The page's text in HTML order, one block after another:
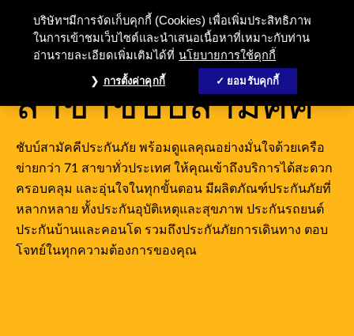
สาขาชับบ์สามัคคี
ชับบ์สามัคคีประกันภัย พร้อมดูแลคุณอย่างมั่นใจด้วยเครือ
ข่ายกว่า 71 สาขาทั่วประเทศ ให้คุณเข้าถึงบริการได้สะดวก
ครอบคลุม และอุ่นใจในทุกขั้นตอน มีผลิตภัณฑ์ประกันภัยที่
หลากหลาย ทั้งประกันอุบัติเหตุและสุขภาพ ประกันรถยนต์
ประกันบ้านและคอนโด รวมถึงประกันภัยการเดินทาง ตอบ
โจทย์ในทุกความต้องการของคุณ
บริษัทฯมีการจัดเก็บคุกกี้ (Cookies) เพื่อเพิ่มประสิทธิภาพ
ในการเข้าชมเว็บไซต์และนำเสนอเนื้อหาที่เหมาะกับท่าน
อ่านรายละเอียดเพิ่มเติมได้ที่ นโยบายการใช้คุกกี้
การตั้งค่าคุกกี้ ยอมรับคุกกี้